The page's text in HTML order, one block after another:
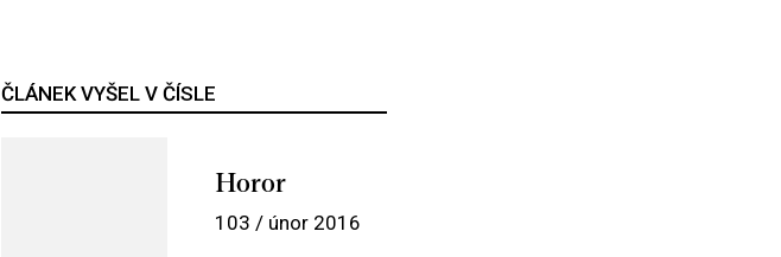
ČLÁNEK VYŠEL V ČÍSLE
Horor
103 / únor 2016